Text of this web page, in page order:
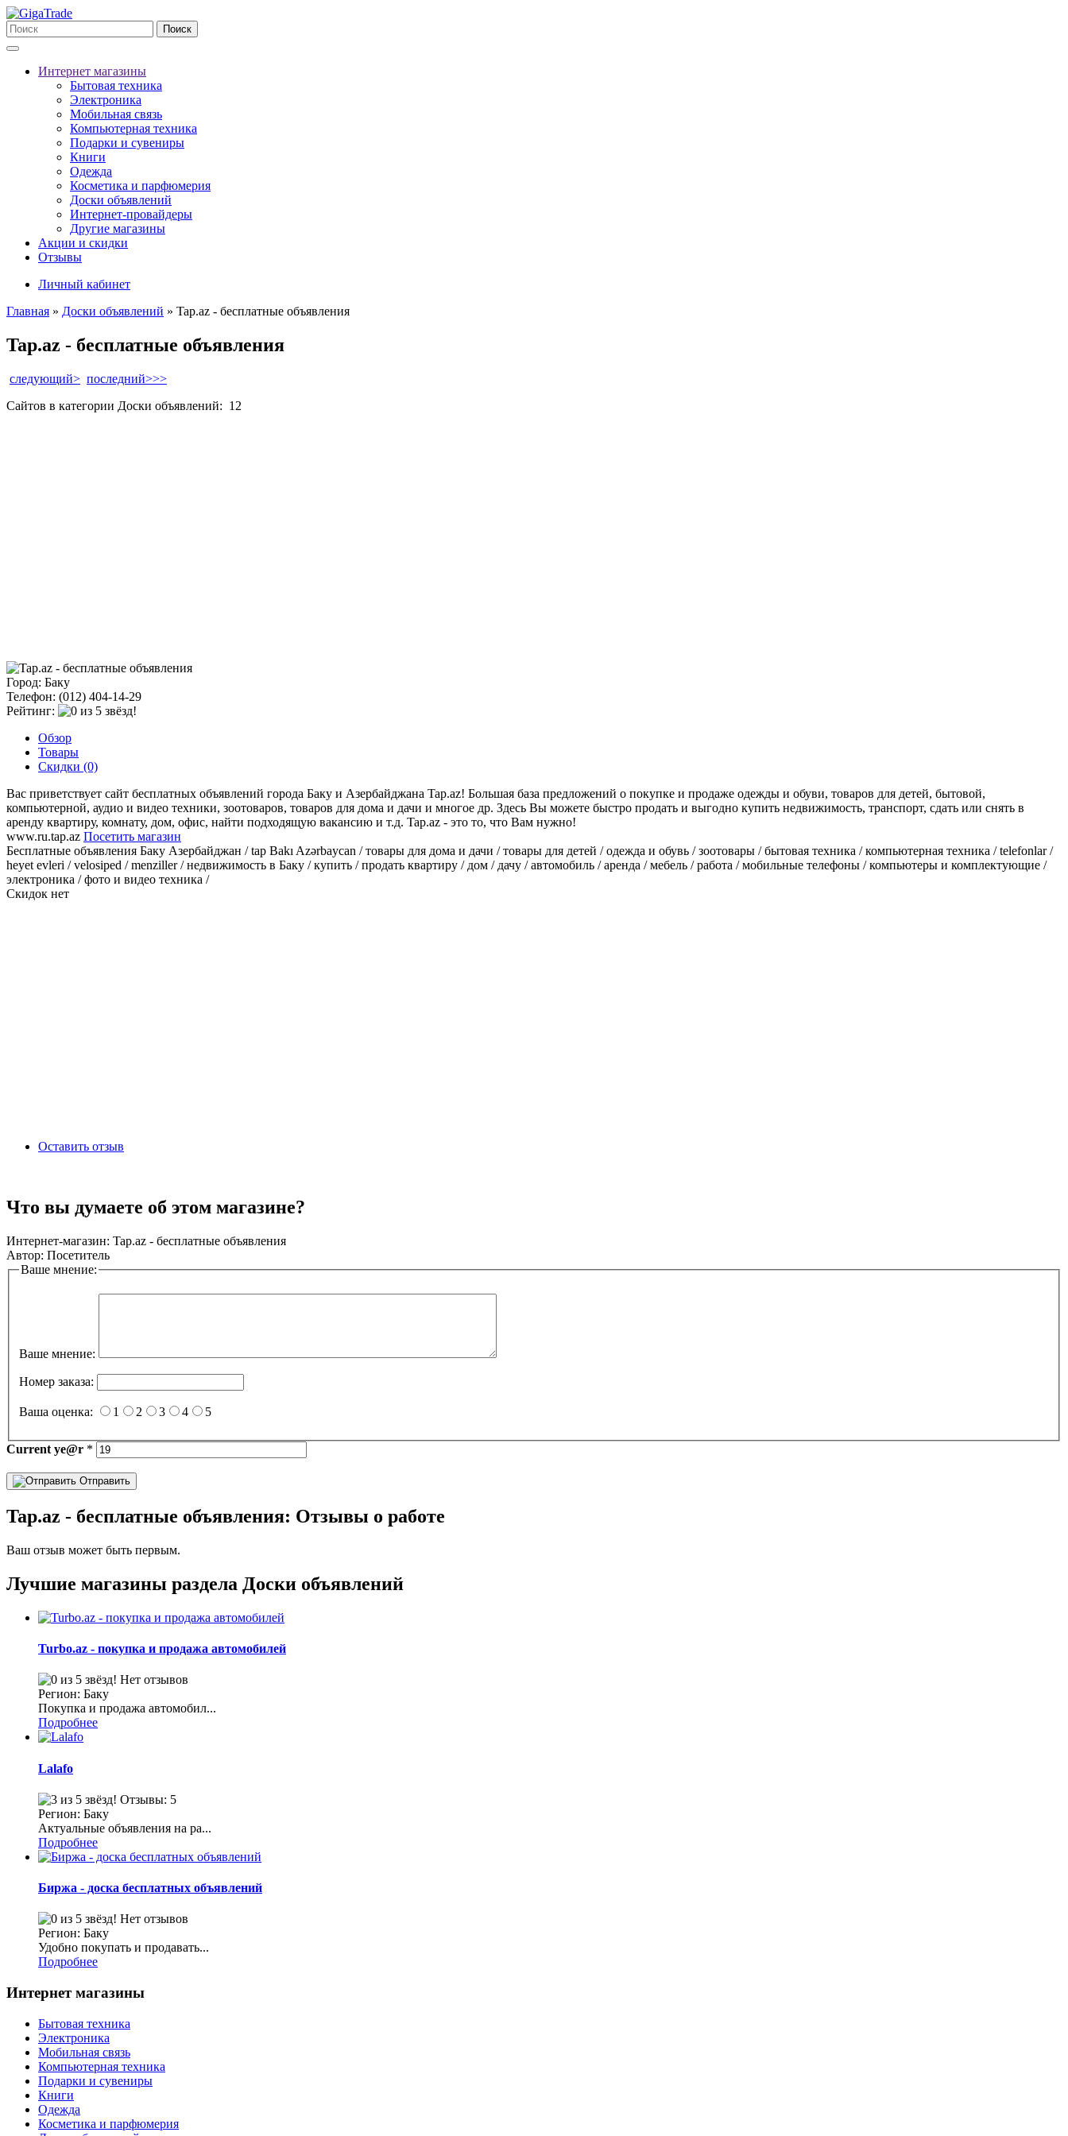
Поиск
Интернет магазины
Бытовая техника
Электроника
Мобильная связь
Компьютерная техника
Подарки и сувениры
Книги
Одежда
Косметика и парфюмерия
Доски объявлений
Интернет-провайдеры
Другие магазины
Акции и скидки
Отзывы
Личный кабинет
Главная » Доски объявлений » Tap.az - бесплатные объявления
Tap.az - бесплатные объявления
следующий> последний>>>
Сайтов в категории Доски объявлений: 12
Город: Баку
Телефон: (012) 404-14-29
Рейтинг:
Обзор
Товары
Скидки (0)
Вас приветствует сайт бесплатных объявлений города Баку и Азербайджана Tap.az! Большая база предложений о покупке и продаже одежды и обуви, товаров для детей, бытовой,
компьютерной, аудио и видео техники, зоотоваров, товаров для дома и дачи и многое др. Здесь Вы можете быстро продать и выгодно купить недвижимость, транспорт, сдать или снять в
аренду квартиру, комнату, дом, офис, найти подходящую вакансию и т.д. Tap.az - это то, что Вам нужно!
www.ru.tap.az Посетить магазин
Бесплатные объявления Баку Азербайджан / tap Bakı Azərbaycan / товары для дома и дачи / товары для детей / одежда и обувь / зоотовары / бытовая техника / компьютерная техника / telefonlar /
heyet evleri / velosiped / menziller / недвижимость в Баку / купить / продать квартиру / дом / дачу / автомобиль / аренда / мебель / работа / мобильные телефоны / компьютеры и комплектующие /
электроника / фото и видео техника /
Скидок нет
Оставить отзыв
Что вы думаете об этом магазине?
Интернет-магазин: Tap.az - бесплатные объявления
Автор: Посетитель
Ваше мнение:
Ваше мнение:
Номер заказа:
Ваша оценка: 1 2 3 4 5
Current ye@r *
Отправить
Tap.az - бесплатные объявления: Отзывы о работе
Ваш отзыв может быть первым.
Лучшие магазины раздела Доски объявлений
Turbo.az - покупка и продажа автомобилей
Нет отзывов
Регион: Баку
Покупка и продажа автомобил...
Подробнее
Lalafo
Отзывы: 5
Регион: Баку
Актуальные объявления на ра...
Подробнее
Биржа - доска бесплатных объявлений
Нет отзывов
Регион: Баку
Удобно покупать и продавать...
Подробнее
Интернет магазины
Бытовая техника
Электроника
Мобильная связь
Компьютерная техника
Подарки и сувениры
Книги
Одежда
Косметика и парфюмерия